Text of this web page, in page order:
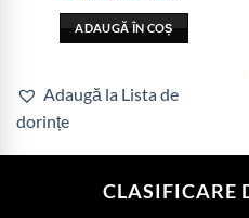
ADAUGĂ ÎN COȘ
Adaugă la Lista de
dorințe
CLASIFICARE